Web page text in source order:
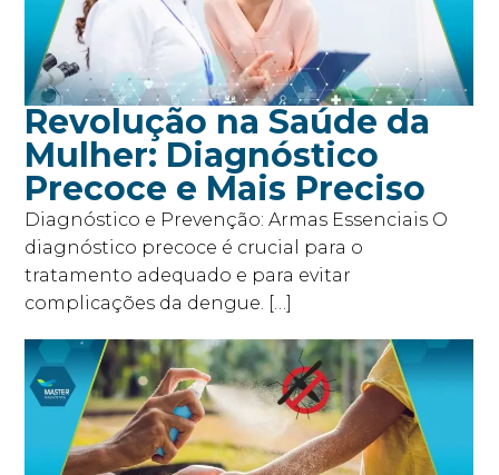
Revolução na Saúde da
Mulher: Diagnóstico
Precoce e Mais Preciso
Diagnóstico e Prevenção: Armas Essenciais O
diagnóstico precoce é crucial para o
tratamento adequado e para evitar
complicações da dengue. […]